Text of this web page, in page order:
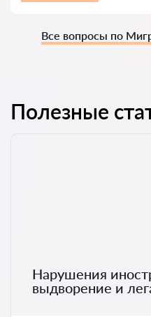
Все вопросы по
Полезные
Нарушения
выдворение и